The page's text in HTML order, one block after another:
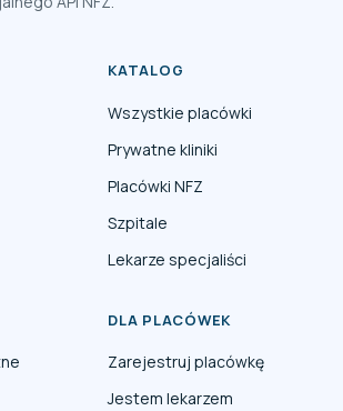
KATALOG
Wszystkie placówki
Prywatne kliniki
Placówki NFZ
Szpitale
Lekarze specjaliści
DLA PLACÓWEK
Zarejestruj placówkę
Jestem lekarzem